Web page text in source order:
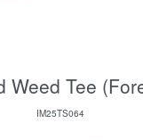
Weed Tee
IM25TS064